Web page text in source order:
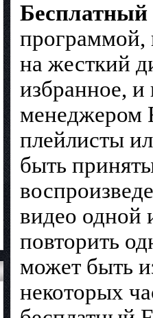
программой,
на жесткий
избранное, и
менеджером
плейлисты
быть
видео одной
повторить
может быть
некоторых